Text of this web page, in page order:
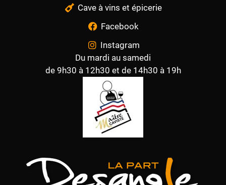
Cave à vins et épicerie
Facebook
Instagram
Du mardi au samedi
de 9h30 à 12h30 et de 14h30 à 19h